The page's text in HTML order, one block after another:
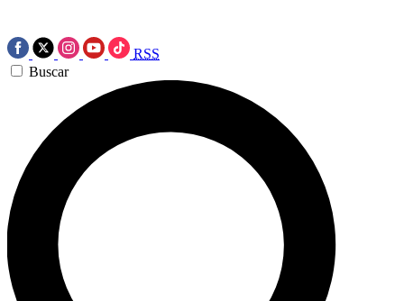
RSS
Buscar